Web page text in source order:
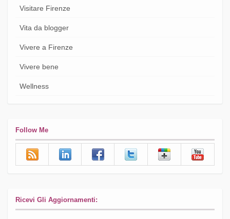
Visitare Firenze
Vita da blogger
Vivere a Firenze
Vivere bene
Wellness
Follow Me
Ricevi Gli Aggiornamenti: